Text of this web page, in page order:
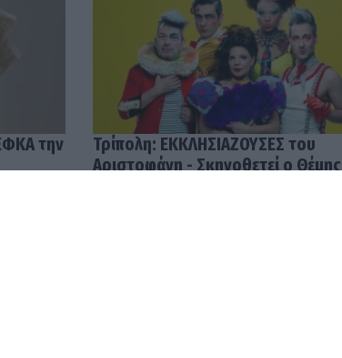
την
Τρίπολη: ΕΚΚΛΗΣΙΑΖΟΥΣΕΣ του
Αριστοφάνη - Σκηνοθετεί ο Θέμης